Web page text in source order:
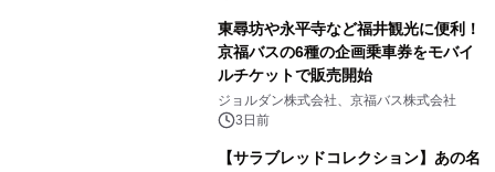
東尋坊や永平寺など福井観光に便利！
京福バスの6種の企画乗車券をモバイ
ルチケットで販売開始
ジョルダン株式会社、京福バス株式会社
3日前
【サラブレッドコレクション】あの名